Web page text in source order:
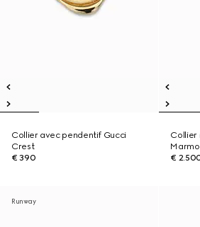
Collier avec pendentif Gucci
Crest
€ 390
Collier
€
Runway